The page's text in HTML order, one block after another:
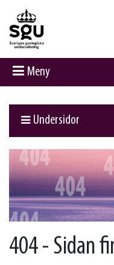
Meny
Undersidor
404 - Sidan